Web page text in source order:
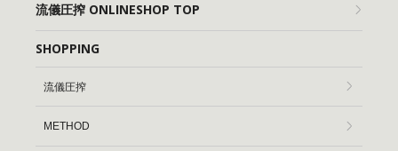
流儀圧搾 ONLINESHOP TOP
SHOPPING
流儀圧搾
METHOD